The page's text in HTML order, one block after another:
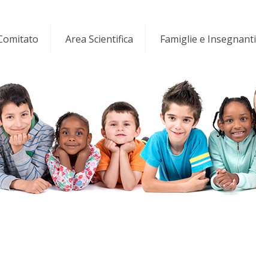
Area Scientifica Famiglie e Insegnanti